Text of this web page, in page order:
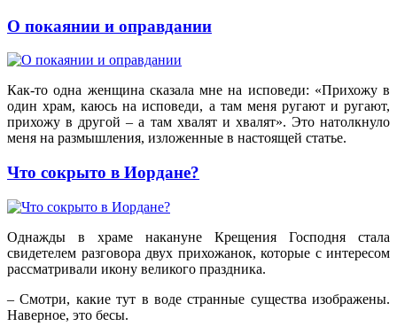
О покаянии и оправдании
Как-то одна женщина сказала мне на исповеди: «Прихожу в
один храм, каюсь на исповеди, а там меня ругают и ругают,
прихожу в другой – а там хвалят и хвалят». Это натолкнуло
меня на размышления, изложенные в настоящей статье.
Что сокрыто в Иордане?
Однажды в храме накануне Крещения Господня стала
свидетелем разговора двух прихожанок, которые с интересом
рассматривали икону великого праздника.
– Смотри, какие тут в воде странные существа изображены.
Наверное, это бесы.